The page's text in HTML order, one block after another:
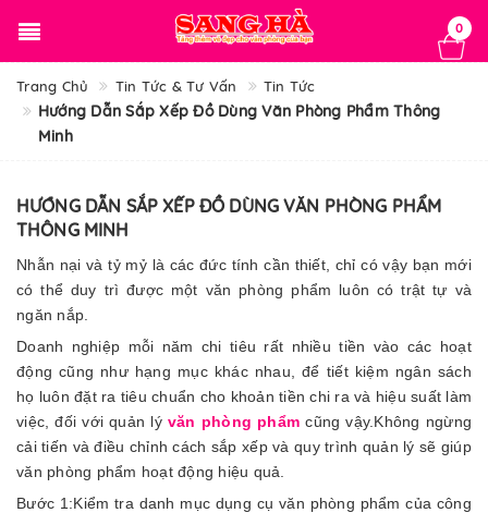
0
Trang Chủ Tin Tức & Tư Vấn Tin Tức
Hướng Dẫn Sắp Xếp Đồ Dùng Văn Phòng Phẩm Thông
Minh
HƯỚNG DẪN SẮP XẾP ĐỒ DÙNG VĂN PHÒNG PHẨM
THÔNG MINH
Nhẫn nại và tỷ mỷ là các đức tính cần thiết, chỉ có vậy bạn mới
có thể duy trì được một văn phòng phẩm luôn có trật tự và
ngăn nắp.
Doanh nghiệp mỗi năm chi tiêu rất nhiều tiền vào các hoạt
động cũng như hạng mục khác nhau, để tiết kiệm ngân sách
họ luôn đặt ra tiêu chuẩn cho khoản tiền chi ra và hiệu suất làm
việc, đối với quản lý văn phòng phẩm cũng vậy.Không ngừng
cải tiến và điều chỉnh cách sắp xếp và quy trình quản lý sẽ giúp
văn phòng phẩm hoạt động hiệu quả.
Bước 1:Kiểm tra danh mục dụng cụ văn phòng phẩm của công